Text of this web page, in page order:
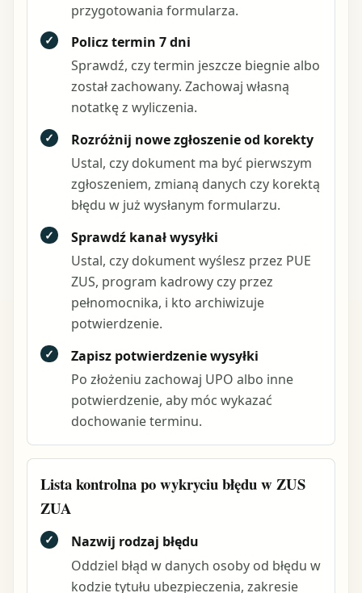
przygotowania formularza.
✓
Policz termin 7 dni
Sprawdź, czy termin jeszcze biegnie albo
został zachowany. Zachowaj własną
notatkę z wyliczenia.
✓
Rozróżnij nowe zgłoszenie od korekty
Ustal, czy dokument ma być pierwszym
zgłoszeniem, zmianą danych czy korektą
błędu w już wysłanym formularzu.
✓
Sprawdź kanał wysyłki
Ustal, czy dokument wyślesz przez PUE
ZUS, program kadrowy czy przez
pełnomocnika, i kto archiwizuje
potwierdzenie.
✓
Zapisz potwierdzenie wysyłki
Po złożeniu zachowaj UPO albo inne
potwierdzenie, aby móc wykazać
dochowanie terminu.
Lista kontrolna po wykryciu błędu w ZUS
ZUA
✓
Nazwij rodzaj błędu
Oddziel błąd w danych osoby od błędu w
kodzie tytułu ubezpieczenia, zakresie